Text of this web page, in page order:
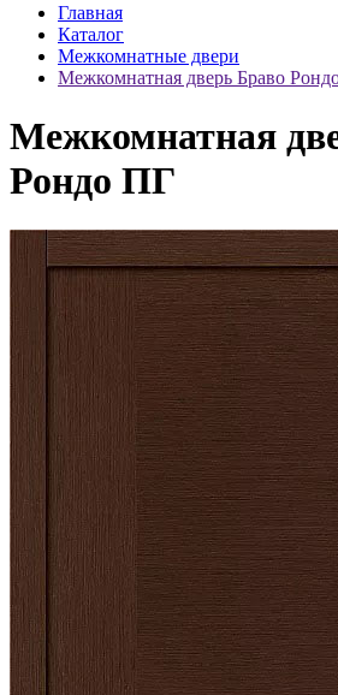
Главная
Каталог
Межкомнатные двери
Межкомнатная дверь Браво
Межкомнатная
Рондо ПГ